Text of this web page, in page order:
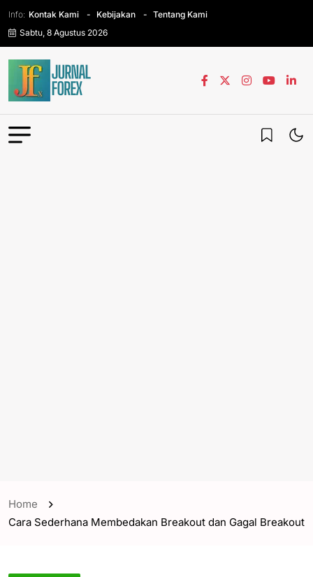
Info: Kontak Kami Kebijakan
Tentang Kami
Sabtu, 8 Agustus 2026
Home
Cara Sederhana Membedakan Breakout dan Gagal Breakout